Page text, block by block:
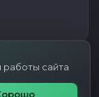
1.6© Все права
сайта